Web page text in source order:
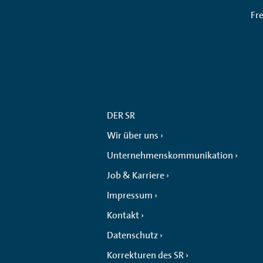
DER SR
Wir über uns
Unternehmenskommunikation
Job & Karriere
Impressum
Kontakt
Datenschutz
Korrekturen des SR